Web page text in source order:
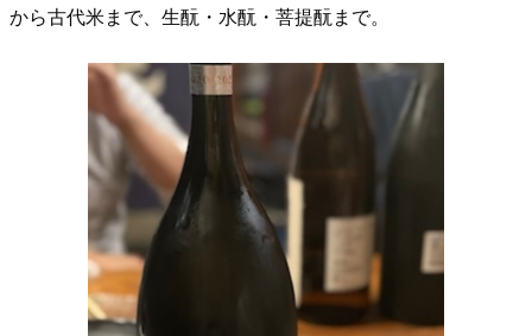
から古代米まで、生酛・水酛・菩提酛まで。